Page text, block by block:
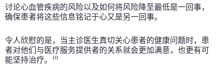
讨论心血管疾病的风险以及如何将风险降至最低是一回事，
确保患者将这些信息铭记于心又是另一回事。
令人欣慰的是，当主诊医生真切关心患者的健康问题时，患
者对他们与医疗服务提供者的关系就会更加满意，也更有可
能坚持治疗。
10